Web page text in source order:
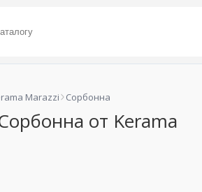
Marazzi Сорбонна
от Kerama